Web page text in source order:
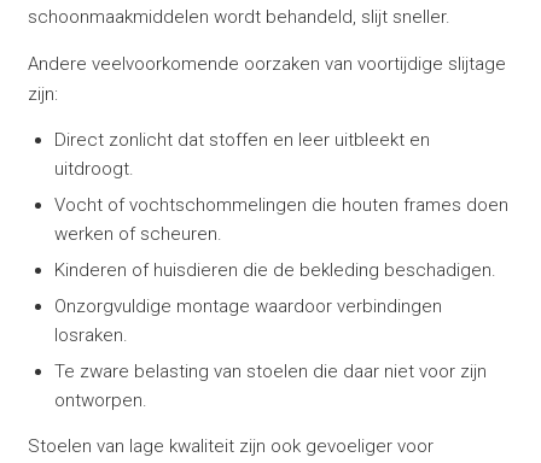
schoonmaakmiddelen wordt behandeld, slijt sneller.
Andere veelvoorkomende oorzaken van voortijdige slijtage
zijn:
Direct zonlicht dat stoffen en leer uitbleekt en
uitdroogt.
Vocht of vochtschommelingen die houten frames doen
werken of scheuren.
Kinderen of huisdieren die de bekleding beschadigen.
Onzorgvuldige montage waardoor verbindingen
losraken.
Te zware belasting van stoelen die daar niet voor zijn
ontworpen.
Stoelen van lage kwaliteit zijn ook gevoeliger voor